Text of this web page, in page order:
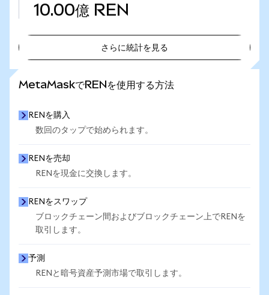
10.00億 REN
さらに統計を見る
MetaMaskでRENを使用する方法
RENを購入
数回のタップで始められます。
RENを売却
RENを現金に交換します。
RENをスワップ
ブロックチェーン間およびブロックチェーン上でRENを
取引します。
予測
RENと暗号資産予測市場で取引します。